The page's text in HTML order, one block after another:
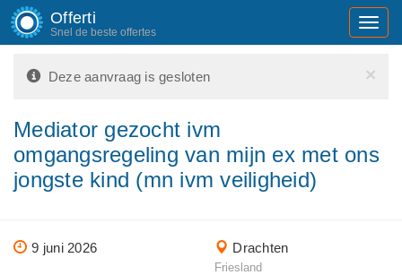
Offerti
Snel de beste offertes
×
Deze aanvraag is gesloten
Mediator gezocht ivm
omgangsregeling van mijn ex met ons
jongste kind (mn ivm veiligheid)
9 juni 2026 Drachten
Friesland